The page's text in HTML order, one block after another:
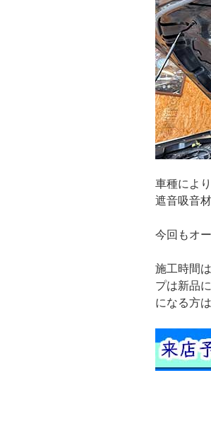
車種によ
遮音吸音
今回もオ
施工時間
プは新品
になる方